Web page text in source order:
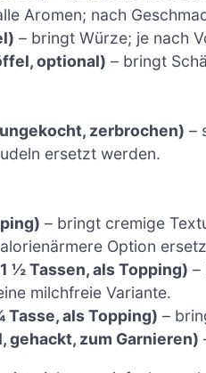
Aromen; nach
– bringt Würze; je nach
optional) – bringt
zerbrochen) –
ersetzt werden.
– bringt cremige
Option
½ Tassen, als Topping) –
milchfreie Variante.
Tasse, als Topping) –
gehackt, zum Garnieren)